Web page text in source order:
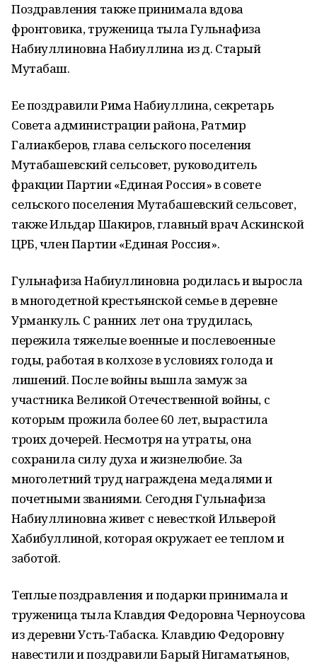
Поздравления также принимала вдова
фронтовика, труженица тыла Гульнафиза
Набиуллиновна Набиуллина из д. Старый
Мутабаш.
Ее поздравили Рима Набиуллина, секретарь
Совета администрации района, Ратмир
Галиакберов, глава сельского поселения
Мутабашевский сельсовет, руководитель
фракции Партии «Единая Россия» в совете
сельского поселения Мутабашевский сельсовет,
также Ильдар Шакиров, главный врач Аскинской
ЦРБ, член Партии «Единая Россия».
Гульнафиза Набиуллиновна родилась и выросла
в многодетной крестьянской семье в деревне
Урманкуль. С ранних лет она трудилась,
пережила тяжелые военные и послевоенные
годы, работая в колхозе в условиях голода и
лишений. После войны вышла замуж за
участника Великой Отечественной войны, с
которым прожила более 60 лет, вырастила
троих дочерей. Несмотря на утраты, она
сохранила силу духа и жизнелюбие. За
многолетний труд награждена медалями и
почетными званиями. Сегодня Гульнафиза
Набиуллиновна живет с невесткой Ильверой
Хабибуллиной, которая окружает ее теплом и
заботой.
Теплые поздравления и подарки принимала и
труженица тыла Клавдия Федоровна Черноусова
из деревни Усть-Табаска. Клавдию Федоровну
навестили и поздравили Барый Нигаматьянов,